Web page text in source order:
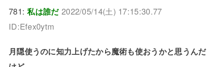
781:私は誰だ 2022/05/14(土) 17:15:30.77
ID:Efex0ytm
月隠使うのに知力上げたから魔術も使おうかと思うんだ